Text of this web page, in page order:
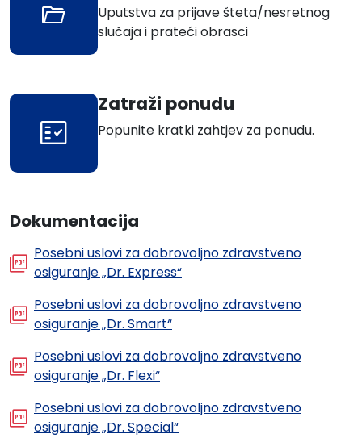
Uputstva za prijave šteta/nesretnog
slučaja i prateći obrasci
Zatraži ponudu
Popunite kratki zahtjev za ponudu.
Dokumentacija
Posebni uslovi za dobrovoljno zdravstveno
osiguranje „Dr. Express“
Posebni uslovi za dobrovoljno zdravstveno
osiguranje „Dr. Smart“
Posebni uslovi za dobrovoljno zdravstveno
osiguranje „Dr. Flexi“
Posebni uslovi za dobrovoljno zdravstveno
osiguranje „Dr. Special“